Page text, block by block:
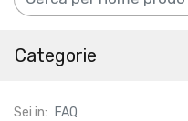
Categorie
Sei in: FAQ